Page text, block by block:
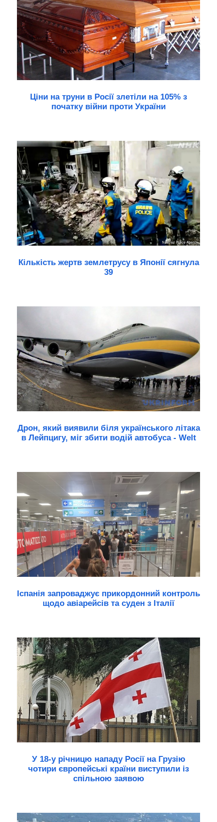
Ціни на труни в Росії злетіли на 105% з
початку війни проти України
Кількість жертв землетрусу в Японії сягнула
39
Дрон, який виявили біля українського літака
в Лейпцигу, міг збити водій автобуса - Welt
Іспанія запроваджує прикордонний контроль
щодо авіарейсів та суден з Італії
У 18-у річницю нападу Росії на Грузію
чотири європейські країни виступили із
спільною заявою